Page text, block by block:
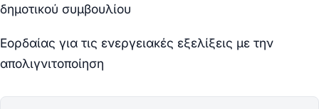
δημοτικού συμβουλίου
Εορδαίας για τις ενεργειακές εξελίξεις με την
απολιγνιτοποίηση